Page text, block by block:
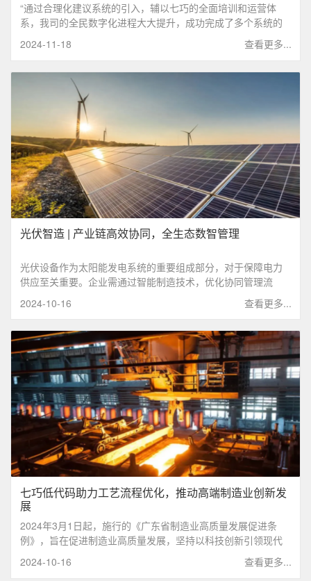
“通过合理化建议系统的引入，辅以七巧的全面培训和运营体
系，我司的全民数字化进程大大提升，成功完成了多个系统的
搭建与落地。同时，公司也逐步构建起服务型管理体系，员工
积极性不同往日。”
查看更多...
2024-11-18
光伏智造 | 产业链高效协同，全生态数智管理
光伏设备作为太阳能发电系统的重要组成部分，对于保障电力
供应至关重要。企业需通过智能制造技术，优化协同管理流
查看更多...
2024-10-16
七巧低代码助力工艺流程优化，推动高端制造业创新发
展
2024年3月1日起，施行的《广东省制造业高质量发展促进条
例》，旨在促进制造业高质量发展，坚持以科技创新引领现代
化产业体系建设，推动制造业高端化、智能化、绿色化、融合
化、集群化发展，促进了地方制造业高质量发展的先行性立
查看更多...
2024-10-16